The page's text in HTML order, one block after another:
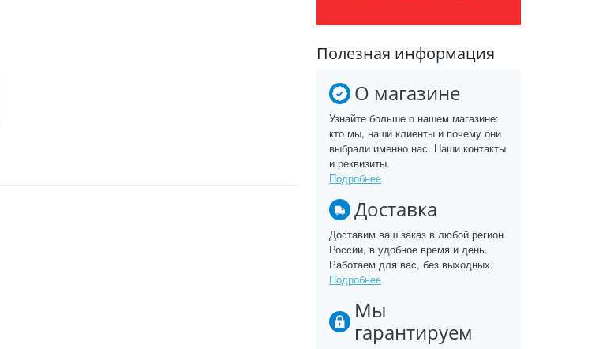
Полезная информация
О магазине
Узнайте больше о нашем магазине:
кто мы, наши клиенты и почему они
выбрали именно нас. Наши контакты
и реквизиты.
Подробнее
Доставка
Доставим ваш заказ в любой регион
России, в удобное время и день.
Работаем для вас, без выходных.
Подробнее
Мы
гарантируем